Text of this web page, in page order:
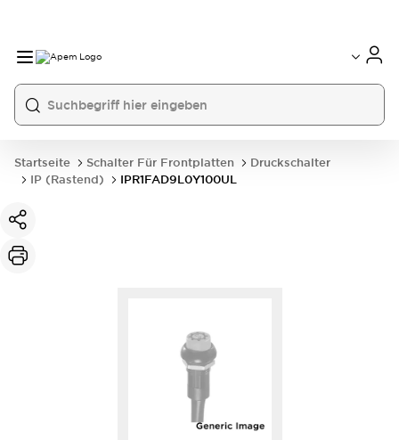
France
USA
Startseite Schalter Für Frontplatten
Druckschalter
IP (rastend)
IPR1FAD9L0Y100UL